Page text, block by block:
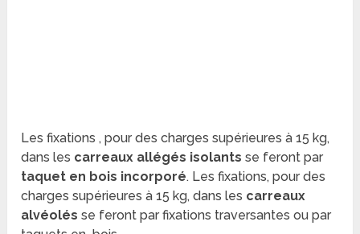
Les fixations , pour des charges supérieures à 15 kg,
dans les carreaux allégés isolants se feront par
taquet en bois incorporé. Les fixations, pour des
charges supérieures à 15 kg, dans les carreaux
alvéolés se feront par fixations traversantes ou par